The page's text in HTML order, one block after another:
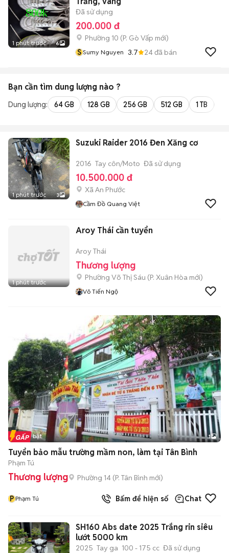
1 phút trước 6
Đã sử dụng
200.000 đ
Phường 10 (P. Gò Vấp mới)
S Sumy Nguyen 3.7 24đã bán
Bạn cần tìm dung lượng nào ?
Dung lượng: 64 GB 128 GB 256 GB 512 GB 1 TB
1 phút trước 3
Suzuki Raider 2016 Đen Xăng cơ
2016 Tay côn/Moto Đã sử dụng
10.500.000 đ
Xã An Phước
Cầm Đồ Quang Việt
1 phút trước
Aroy Thái cần tuyển
Aroy Thái
Thương lượng
Phường Võ Thị Sáu (P. Xuân Hòa mới)
Võ Tiến Ngộ
Tin nổi bật 1
Tuyển bảo mẫu trường mầm non, làm tại Tân Bình
Phạm Tú
Thương lượng Phường 14 (P. Tân Bình mới)
P Phạm Tú Bấm để hiện số Chat
SH160 Abs date 2025 Trắng rin siêu
lướt 5000 km
2025 Tay ga 100 - 175 cc Đã sử dụng